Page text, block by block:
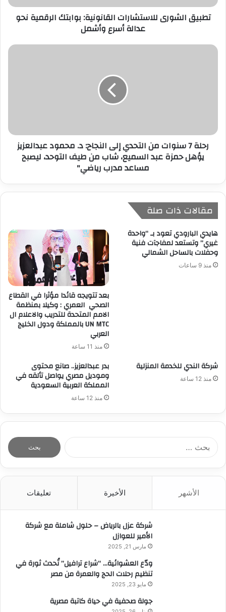
ر
تطبيق الشورى للاستشارات القانونية: بوابتك الرقمية نحو
عدالة أسرع وأشمل
رحلة 7 سنوات من التحدي إلى النجاح: د. محمود عبدالعزيز
يؤهل حمزة عبد السميع، شاب من طيف التوحد، ليصبح
مساعد مدرب رياضي"
مقالات ذات صلة
هايدي البارودي تعود بـ “واحدة
غيري” وتستعد لمفاجآت فنية
وحفلات بالساحل الشمالي
منذ 9 ساعات
بعد تتويجه قائدا مؤثرا في القطاع
الصحي العمري : وكيلا بمنظمة
الامم المتحدة للتدريب والاعلام ال
UN MTC بالمملكة ودول الخليج
العربي
منذ 11 ساعة
شركة الندي للخدمة المنزلية
منذ 12 ساعة
بدر عبدالعزيز.. صانع محتوى
وموديل مصري يواصل تألقه في
المملكة العربية السعودية
منذ 12 ساعة
الأشهر الأخيرة تعليقات
شركة عزل بالرياض – حلول شاملة مع شركة
الأمير للعوازل
مارس 21, 2025
ودّع العشوائية… “شراع ترافيل” تُحدث ثورة في
تنظيم رحلات الحج والعمرة من مصر
مايو 23, 2025
جولة صحفية في حياة كاتبة مصرية